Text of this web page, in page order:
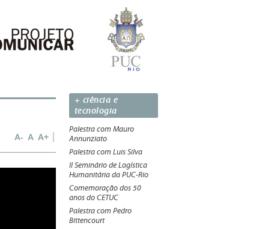
A- A A+
+ ciência e
tecnologia
Palestra com Mauro
Annunziato
Palestra com Luis Silva
II Seminário de Logística
Humanitária da PUC-Rio
Comemoração dos 50
anos do CETUC
Palestra com Pedro
Bittencourt